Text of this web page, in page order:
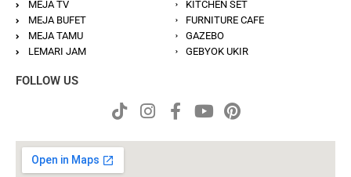
MEJA TV
MEJA BUFET
MEJA TAMU
LEMARI JAM
KITCHEN SET
FURNITURE CAFE
GAZEBO
GEBYOK UKIR
FOLLOW US